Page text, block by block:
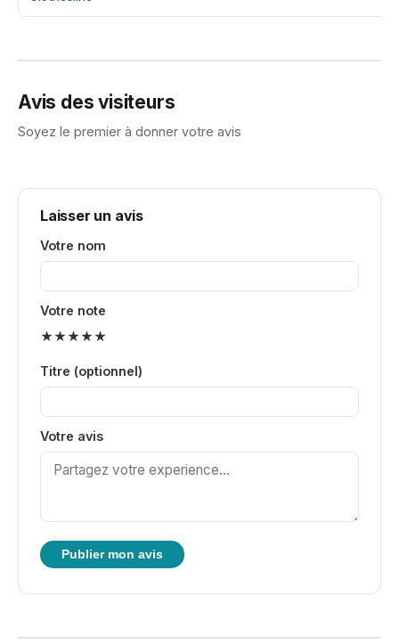
Avis des visiteurs
Soyez le premier à donner votre avis
Laisser un avis
Votre nom
Votre note
★★★★★
Titre (optionnel)
Votre avis
Publier mon avis